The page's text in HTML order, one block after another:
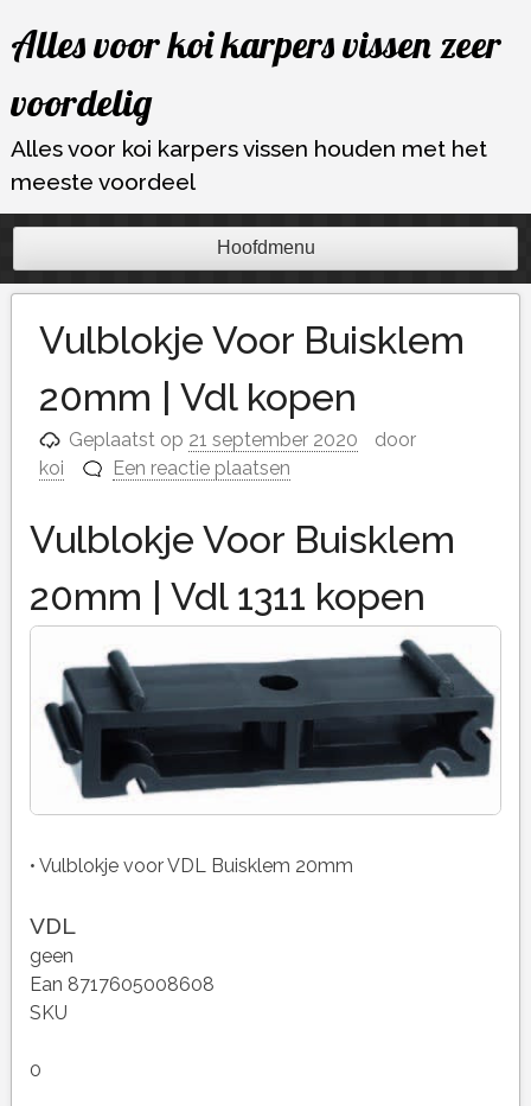
naar
inhoud
Alles voor koi karpers vissen zeer
voordelig
Alles voor koi karpers vissen houden met het
meeste voordeel
Hoofdmenu
Vulblokje Voor Buisklem
20mm | Vdl kopen
Geplaatst op 21 september 2020
door
koi
Een reactie plaatsen
Vulblokje Voor Buisklem
20mm | Vdl 1311 kopen
• Vulblokje voor VDL Buisklem 20mm
VDL
geen
Ean 8717605008608
SKU
0